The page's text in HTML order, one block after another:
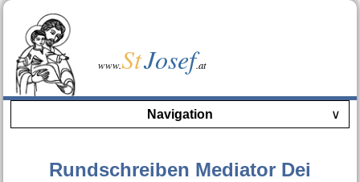
www.StJosef.at
Navigation ∨
Rundschreiben Mediator Dei